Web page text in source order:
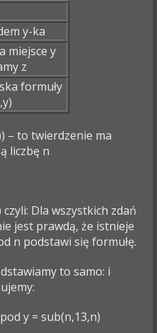
y-ka
miejsce y
z
formuły
– to twierdzenie ma
liczbę n
Dla wszystkich zdań
jest prawdą, że istnieje
n podstawi się formułę.
to samo: i
y = sub(n,13,n)